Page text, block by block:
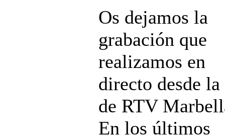
Os dejamos la
grabación que
realizamos en
directo desde la
de RTV
En los últimos